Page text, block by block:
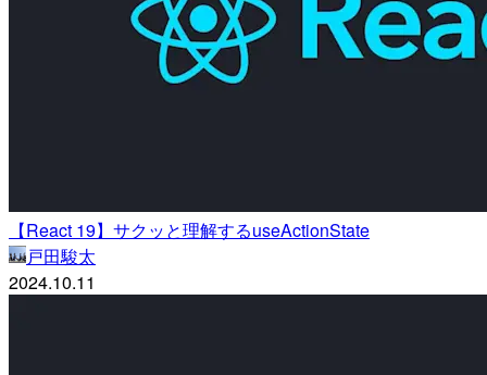
【React 19】サクッと理解するuseActionState
戸田駿太
2024.10.11